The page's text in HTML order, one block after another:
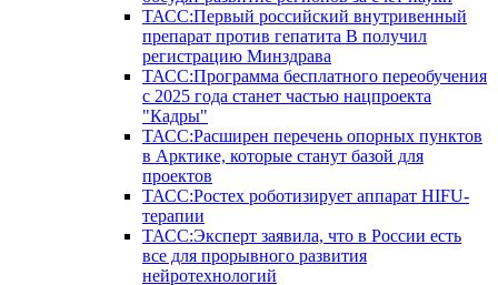
ТАСС:Первый российский внутривенный
препарат против гепатита В получил
регистрацию Минздрава
ТАСС:Программа бесплатного переобучения
с 2025 года станет частью нацпроекта
"Кадры"
ТАСС:Расширен перечень опорных пунктов
в Арктике, которые станут базой для
проектов
ТАСС:Ростех роботизирует аппарат HIFU-
терапии
ТАСС:Эксперт заявила, что в России есть
все для прорывного развития
нейротехнологий